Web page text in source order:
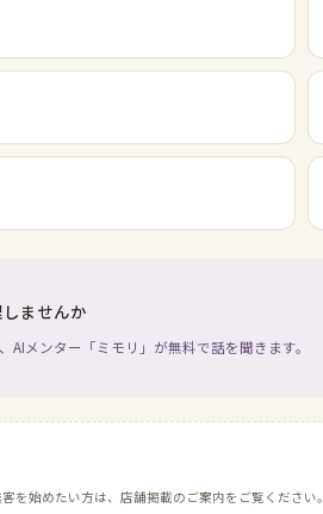
ませんか
AIメンター「ミモリ」が無料で話を聞きます。
を始めたい方は、店舗掲載のご案内をご覧ください。